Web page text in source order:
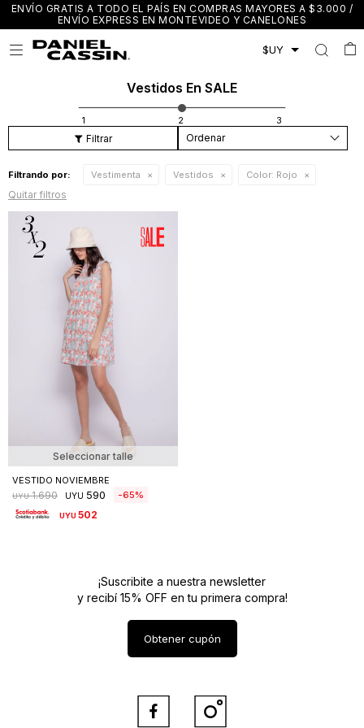
ENVÍO GRATIS A TODO EL PAÍS EN COMPRAS MAYORES A $3.000 /
ENVÍO EXPRESS EN MONTEVIDEO Y CANELONES

Vestidos En SALE
Recomendados
Filtrando por: Vestimenta Vestidos Color: Rojo
Quitar filtros
Seleccionar talle
VESTIDO NOVIEMBRE
UYU 1.690 UYU 590 65
UYU502
¡Suscribite a nuestra newsletter
y recibí 15% OFF en tu primera compra!
Obtener cupón
 